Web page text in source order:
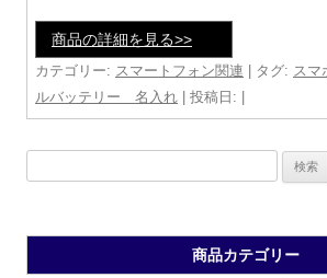
商品の詳細を見る>>
カテゴリー: スマートフォン関連 | タグ: スマ
ルバッテリー 名入れ | 投稿日:
商品カテゴリー